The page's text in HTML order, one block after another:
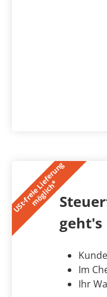
U
S
t
-
f
r
e
i
e
L
i
e
f
e
r
u
n
g
m
ö
g
l
i
c
h
*
geht's
Im
Ihr